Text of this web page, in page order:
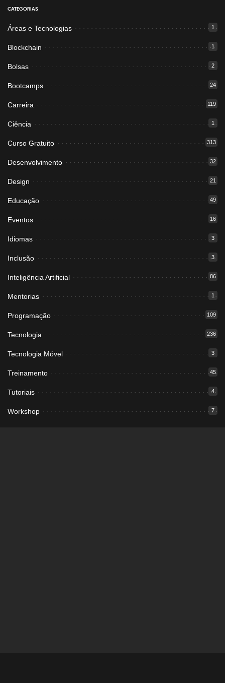
CATEGORIAS
Áreas e Tecnologias 1
Blockchain 1
Bolsas 2
Bootcamps 24
Carreira 119
Ciência 1
Curso Gratuito 313
Desenvolvimento 32
Design 21
Educação 49
Eventos 16
Idiomas 3
Inclusão 3
Inteligência Artificial 86
Mentorias 1
Programação 109
Tecnologia 236
Tecnologia Móvel 3
Treinamento 45
Tutoriais 4
Workshop 7